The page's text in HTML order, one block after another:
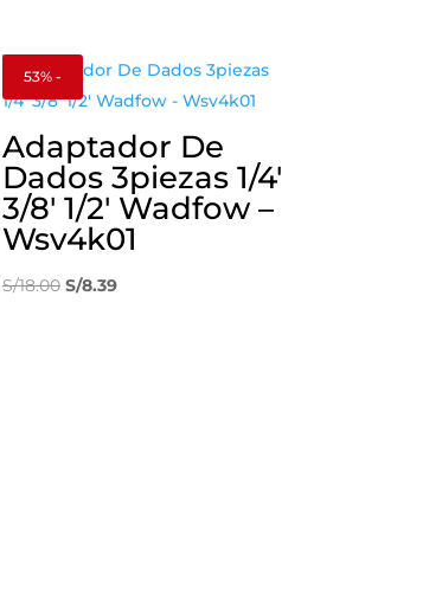
53% -
Adaptador De
Dados 3piezas 1/4′
3/8′ 1/2′ Wadfow –
Wsv4k01
S/18.00 El
S/8.39El